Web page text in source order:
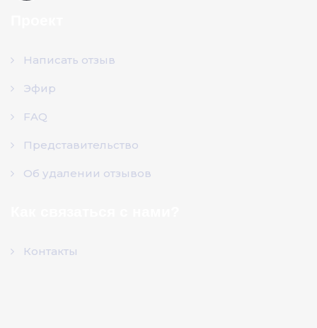
Написать отзыв
Эфир
FAQ
Представительство
Об удалении отзывов
Контакты